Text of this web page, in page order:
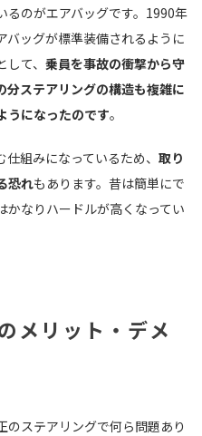
るのがエアバッグです。1990年
バッグが標準装備されるように
て、 乗員を事故の衝撃から守
分ステアリングの構造も複雑に
うになったのです。
組みになっているため、 取り
恐れもあります。昔は簡単にで
かなりハードルが高くなってい
メリット・デメ
のステアリングで何ら問題あり